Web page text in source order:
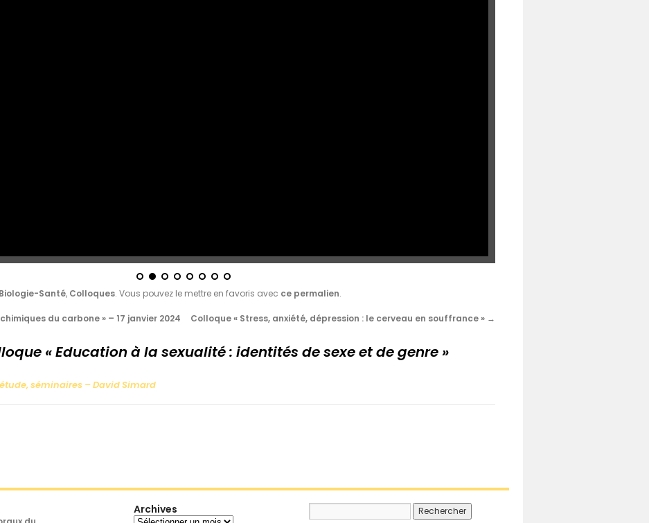
Biologie-Santé, Colloques. Vous pouvez le mettre en favoris avec ce permalien.
du carbone » – 17 janvier 2024 Colloque « Stress, anxiété, dépression : le cerveau en souffrance » →
« Education à la sexualité : identités de sexe et de genre »
séminaires – David Simard
Archives